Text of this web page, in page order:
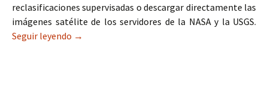
reclasificaciones supervisadas o descargar directamente las
imágenes satélite de los servidores de la NASA y la USGS.
Seguir leyendo Corrección atmosférica de Landsat en QGIS
→